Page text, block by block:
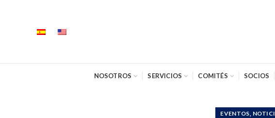
NOSOTROS SERVICIOS COMITÉS SOCIOS
EVENTOS,